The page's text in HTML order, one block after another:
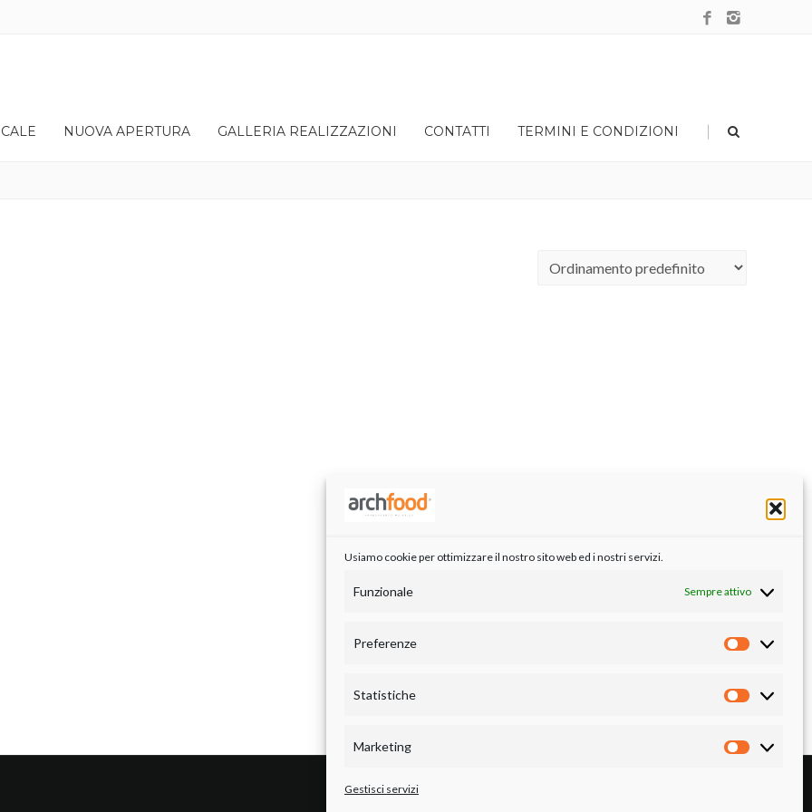
Usiamo cookie per ottimizzare il nostro sito web ed i nostri servizi.
Funzionale Sempre attivo
Preferenze
Preferenze
Statistiche
Statistiche
Marketing
Marketing
Gestisci servizi
NUOVA APERTURA GALLERIA REALIZZAZIONI CONTATTI TERMINI E CONDIZIONI |